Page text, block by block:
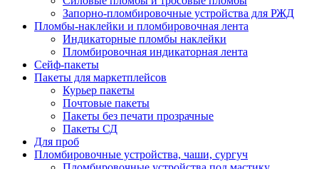
Запорно-пломбировочные устройства для РЖД
Пломбы-наклейки и пломбировочная лента
Индикаторные пломбы наклейки
Пломбировочная индикаторная лента
Сейф-пакеты
Пакеты для маркетплейсов
Курьер пакеты
Почтовые пакеты
Пакеты без печати прозрачные
Пакеты СД
Для проб
Пломбировочные устройства, чаши, сургуч